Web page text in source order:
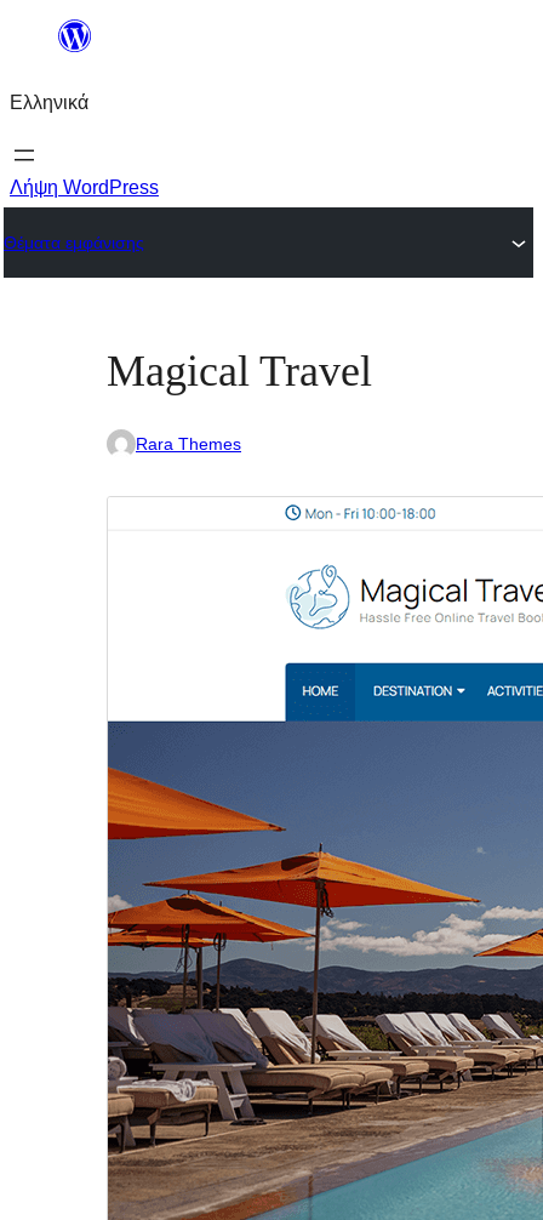
Μετάβαση
περιεχόμενο
Ελληνικά
Λήψη WordPress
Θέματα εμφάνισης
Magical Travel
Rara Themes